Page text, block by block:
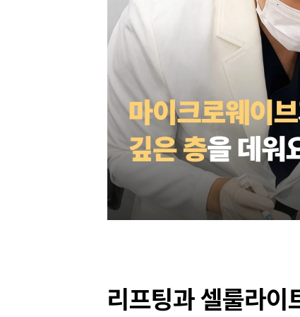
리프팅과 셀룰라이